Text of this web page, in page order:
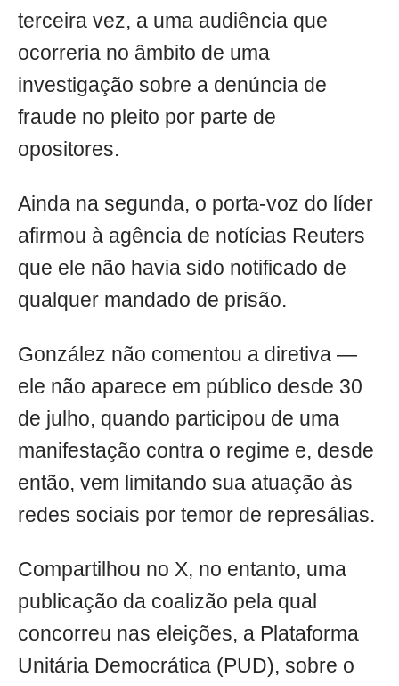
terceira vez, a uma audiência que
ocorreria no âmbito de uma
investigação sobre a denúncia de
fraude no pleito por parte de
opositores.
Ainda na segunda, o porta-voz do líder
afirmou à agência de notícias Reuters
que ele não havia sido notificado de
qualquer mandado de prisão.
González não comentou a diretiva —
ele não aparece em público desde 30
de julho, quando participou de uma
manifestação contra o regime e, desde
então, vem limitando sua atuação às
redes sociais por temor de represálias.
Compartilhou no X, no entanto, uma
publicação da coalizão pela qual
concorreu nas eleições, a Plataforma
Unitária Democrática (PUD), sobre o